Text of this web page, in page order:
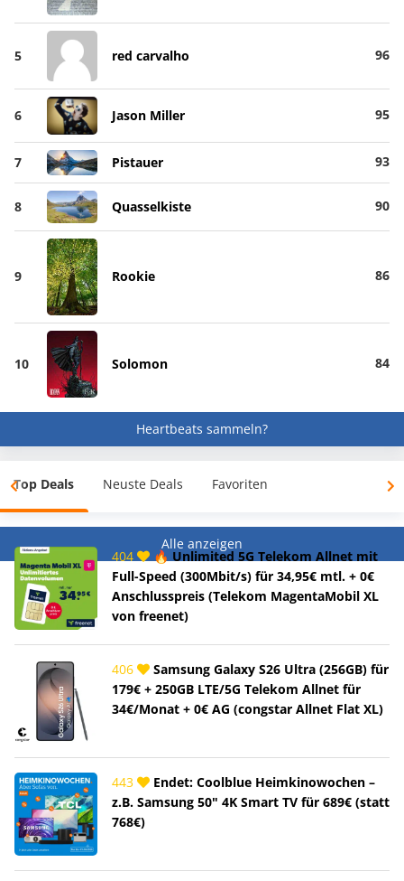
5 red carvalho 96
6 Jason Miller 95
7 Pistauer 93
8 Quasselkiste 90
9 Rookie 86
10 Solomon 84
Heartbeats sammeln?
Top Deals Neuste Deals Favoriten
Alle anzeigen
404
🔥 Unlimited 5G Telekom Allnet mit
Full-Speed (300Mbit/s) für 34,95€ mtl. + 0€
Anschlusspreis (Telekom MagentaMobil XL
von freenet)
406
Samsung Galaxy S26 Ultra (256GB) für
179€ + 250GB LTE/5G Telekom Allnet für
34€/Monat + 0€ AG (congstar Allnet Flat XL)
443
Endet: Coolblue Heimkinowochen –
z.B. Samsung 50" 4K Smart TV für 689€ (statt
768€)